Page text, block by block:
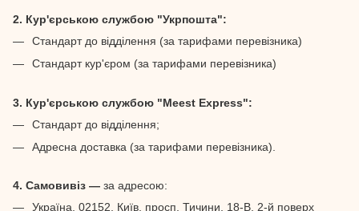
2. Кур'єрською службою "Укрпошта":
Стандарт до відділення (за тарифами перевізника)
Стандарт кур'єром (за тарифами перевізника)
3. Кур'єрською службою "Meest Express":
Стандарт до відділення;
Адресна доставка (за тарифами перевізника).
4. Самовивіз — за адресою:
Україна, 02152, Київ, просп. Тичини, 18-В, 2-й поверх